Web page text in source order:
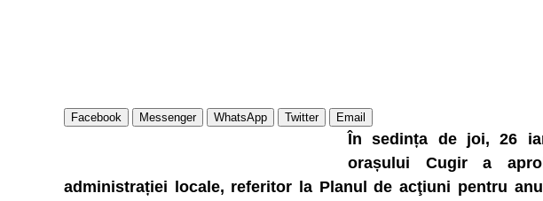
Facebook Messenger WhatsApp Twitter Email
În sedința de joi, 26
orașului Cugir a
administrației locale, referitor la Planul de acţiuni pentru